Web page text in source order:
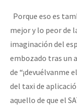
Porque eso es
mejor y lo peor de
imaginación del
embozado tras un
de “¡devuélvanme
del taxi de
aquello de que el